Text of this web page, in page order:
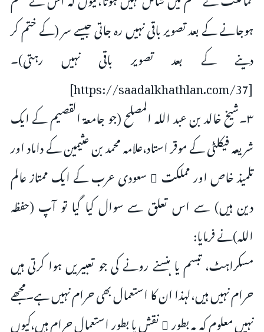
ہوجانے کے بعد تصویر باقی نہیں رہ جاتی جیسے سر (کے ختم کر
دینے کے بعد تصویر باقی نہیں رہتی)۔
[https://saadalkhathlan.com/37]
۳۔شیخ خالد بن عبد اللہ المصلح (جو جامعۃ القصیم کے ایک
شریعہ فیکلٹی کے موقر استاد،علامہ محمد بن عثیمین کے داماد اور
تلمیذ خاص اور مملکت ِ سعودی عرب کے ایک ممتاز عالم
دین ہیں) سے اس تعلق سے سوال کیا گیا تو آپ (حفظہ
اللہ)نے فرمایا:
مسکراہٹ، تبسم یا ہنسنے رونے کی جو تعبیریں ہوا کرتی ہیں
حرام نہیں ہیں،لہذا ان کا استعمال بھی حرام نہیں ہے۔مجھے
نہیں معلوم کہ یہ بطور ِ نقش یا بطور استعمال حرام ہیں،کیوں